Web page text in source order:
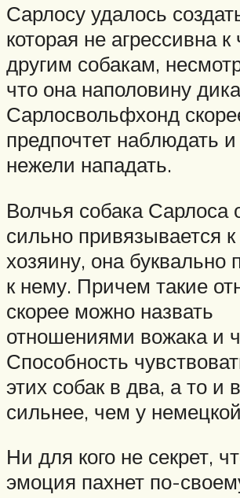
Сарлосу удалось
которая не агрессивна к
другим собакам,
что она наполовину
Сарлосвольфхонд
предпочтет наблюдать и
нежели нападать.
Волчья собака Сарлоса
сильно привязывается
хозяину, она буквально
к нему. Причем такие
скорее можно назвать
отношениями вожака и
Способность
этих собак в два, а то и
сильнее, чем у
Ни для кого не секрет,
эмоция пахнет по-